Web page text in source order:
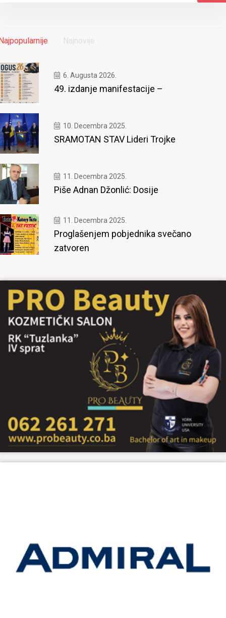
Najnovije
6. Augusta 2026.
49. izdanje manifestacije –
10. Decembra 2025.
SRAMOTAN STAV Lideri Trojke
11. Decembra 2025.
Piše Adnan Džonlić: Dosije
11. Decembra 2025.
Proglašenjem pobjednika svečano
zatvoren